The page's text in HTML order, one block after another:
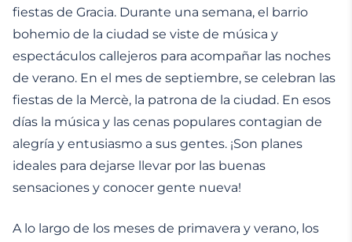
fiestas de Gracia. Durante una semana, el barrio
bohemio de la ciudad se viste de música y
espectáculos callejeros para acompañar las noches
de verano. En el mes de septiembre, se celebran las
fiestas de la Mercè, la patrona de la ciudad. En esos
días la música y las cenas populares contagian de
alegría y entusiasmo a sus gentes. ¡Son planes
ideales para dejarse llevar por las buenas
sensaciones y conocer gente nueva!
A lo largo de los meses de primavera y verano, los